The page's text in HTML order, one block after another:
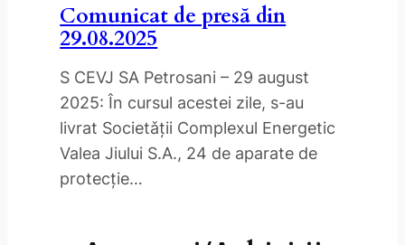
Comunicat de presă din
29.08.2025
S CEVJ SA Petrosani – 29 august
2025: În cursul acestei zile, s-au
livrat Societǎții Complexul Energetic
Valea Jiului S.A., 24 de aparate de
protecție…